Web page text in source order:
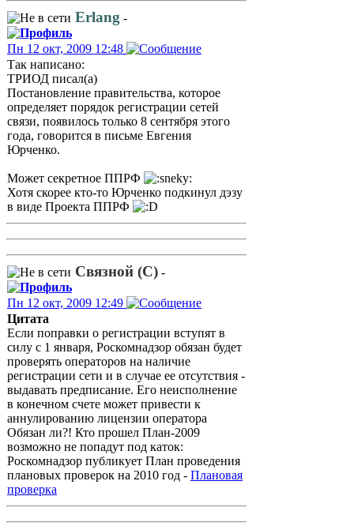
Erlang -
Пн 12 окт, 2009 12:48
Так написано:
ТРИОД писал(а)
Постановление правительства, которое
определяет порядок регистрации сетей
связи, появилось только 8 сентября этого
года, говорится в письме Евгения
Юрченко.
Может секретное ППРФ
Хотя скорее кто-то Юрченко подкинул дэзу
в виде Проекта ППРФ
Связной (С) -
Пн 12 окт, 2009 12:49
Цитата
Если поправки о регистрации вступят в
силу с 1 января, Роскомнадзор обязан будет
проверять операторов на наличие
регистрации сети и в случае ее отсутствия -
выдавать предписание. Его неисполнение
в конечном счете может привести к
аннулированию лицензии оператора
Обязан ли?! Кто прошел План-2009
возможно не попадут под каток:
Роскомнадзор публикует План проведения
плановых проверок на 2010 год - Плановая
проверка